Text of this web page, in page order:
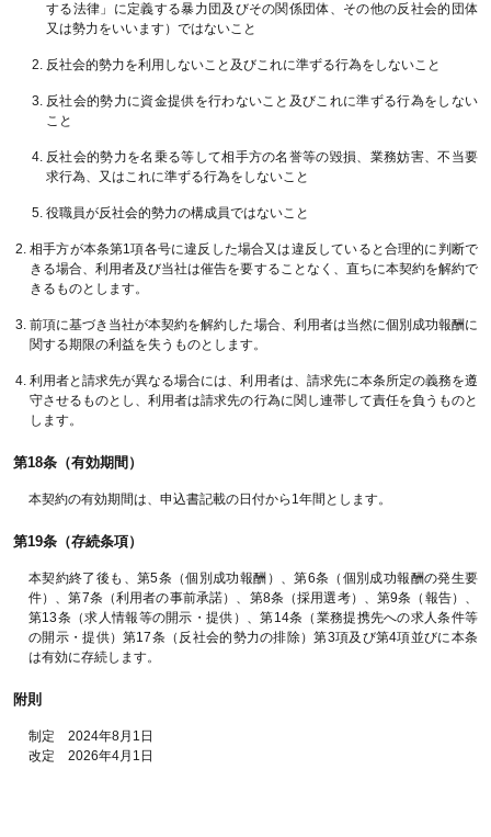
する法律」に定義する暴力団及びその関係団体、その他の反社会的団体
又は勢力をいいます）ではないこと
反社会的勢力を利用しないこと及びこれに準ずる行為をしないこと
反社会的勢力に資金提供を行わないこと及びこれに準ずる行為をしない
こと
反社会的勢力を名乗る等して相手方の名誉等の毀損、業務妨害、不当要
求行為、又はこれに準ずる行為をしないこと
役職員が反社会的勢力の構成員ではないこと
相手方が本条第1項各号に違反した場合又は違反していると合理的に判断で
きる場合、利用者及び当社は催告を要することなく、直ちに本契約を解約で
きるものとします。
前項に基づき当社が本契約を解約した場合、利用者は当然に個別成功報酬に
関する期限の利益を失うものとします。
利用者と請求先が異なる場合には、利用者は、請求先に本条所定の義務を遵
守させるものとし、利用者は請求先の行為に関し連帯して責任を負うものと
します。
第18条（有効期間）
本契約の有効期間は、申込書記載の日付から1年間とします。
第19条（存続条項）
本契約終了後も、第5条（個別成功報酬）、第6条（個別成功報酬の発生要
件）、第7条（利用者の事前承諾）、第8条（採用選考）、第9条（報告）、
第13条（求人情報等の開示・提供）、第14条（業務提携先への求人条件等
の開示・提供）第17条（反社会的勢力の排除）第3項及び第4項並びに本条
は有効に存続します。
附則
制定 2024年8月1日
改定 2026年4月1日